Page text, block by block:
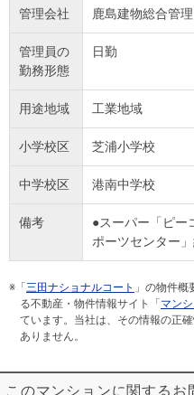
管理会社 鹿島建物総合管理
管理員の
勤務形態
日勤
用途地域 工業地域
小学校区 芝浦小学校
中学校区 港南中学校
備考
●スーパー「ピー
ポーツセンター
※「 三田ナショナルコート 」の物件
る不動産・物件情報サイト「 マン
ています。当社は、その情報の正
ありません。
このマンションに関するお